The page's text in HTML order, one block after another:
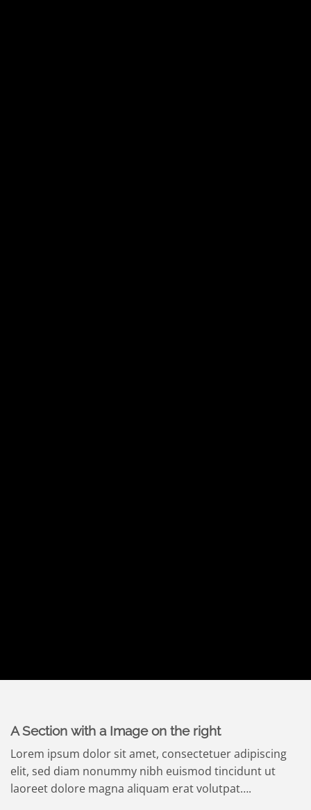
A Section with a Image on the right
Lorem ipsum dolor sit amet, consectetuer adipiscing
elit, sed diam nonummy nibh euismod tincidunt ut
laoreet dolore magna aliquam erat volutpat….